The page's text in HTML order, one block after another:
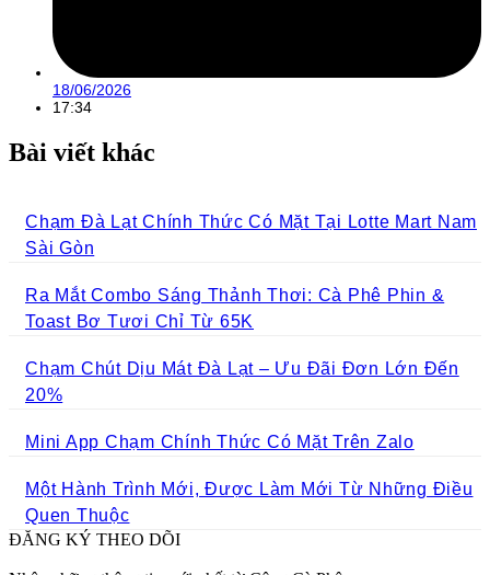
18/06/2026
17:34
Bài viết khác
Chạm Đà Lạt Chính Thức Có Mặt Tại Lotte Mart Nam
Sài Gòn
Ra Mắt Combo Sáng Thảnh Thơi: Cà Phê Phin &
Toast Bơ Tươi Chỉ Từ 65K
Chạm Chút Dịu Mát Đà Lạt – Ưu Đãi Đơn Lớn Đến
20%
Mini App Chạm Chính Thức Có Mặt Trên Zalo
Một Hành Trình Mới, Được Làm Mới Từ Những Điều
Quen Thuộc
ĐĂNG KÝ THEO DÕI